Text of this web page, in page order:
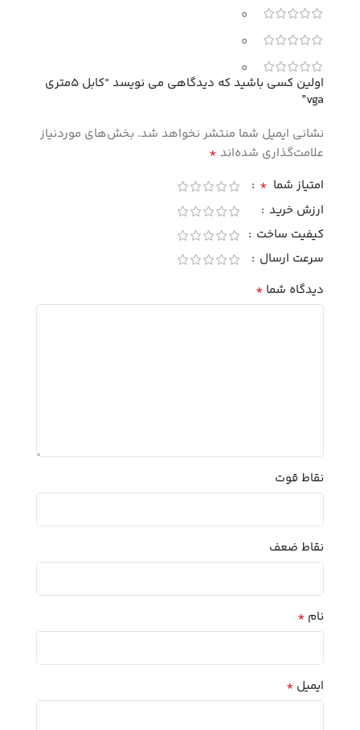
0
0
0
اولین کسی باشید که دیدگاهی می نویسد “کابل 5متری
vga”
نشانی ایمیل شما منتشر نخواهد شد. بخش‌های موردنیاز
علامت‌گذاری شده‌اند *
امتیاز شما *
ارزش خرید
کیفیت ساخت
سرعت ارسال
دیدگاه شما *
نقاط قوت
نقاط ضعف
نام *
ایمیل *